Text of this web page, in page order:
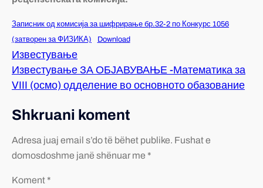
Записник од комисија за шифрирање бр.32-2 по Конкурс 1056
(затворен за ФИЗИКА)
Download
Известување
Известување ЗА ОБЈАВУВАЊЕ -Математика за
VIII (осмо) одделение во основното обазование
Shkruani koment
Adresa juaj email s’do të bëhet publike. Fushat e
domosdoshme janë shënuar me *
Koment *